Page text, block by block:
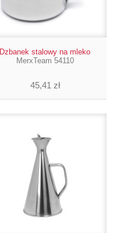
Dzbanek stalowy na mleko
MerxTeam 54110
45,41 zł